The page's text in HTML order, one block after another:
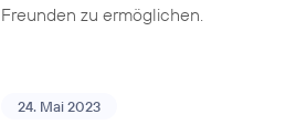
Freunden zu ermöglichen.
24. Mai 2023